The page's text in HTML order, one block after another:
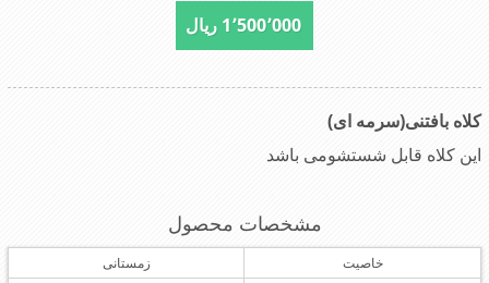
1٬500٬000 ریال
کلاه بافتنی(سرمه ای)
این کلاه قابل شستشومی باشد
مشخصات محصول
خاصیت
زمستانی